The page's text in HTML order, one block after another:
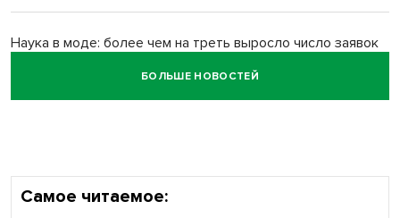
Наука в моде: более чем на треть выросло число заявок
БОЛЬШЕ НОВОСТЕЙ
Самое читаемое: